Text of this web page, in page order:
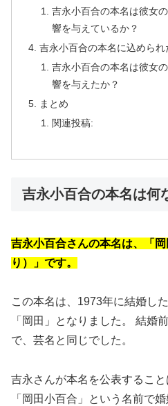
吉永小百合の本名は彼女
響を与えているか？
吉永小百合の本名に込められ
吉永小百合の本名は彼女
響を与えたか？
まとめ
関連投稿:
吉永小百合の本名は何
吉永小百合さんの本名は、「
り）」です。
この本名は、1973年に結婚し
「岡田」となりました。 結婚
で、芸名と同じでした。
吉永さんが本名を公表するこ
「岡田小百合」という名前で